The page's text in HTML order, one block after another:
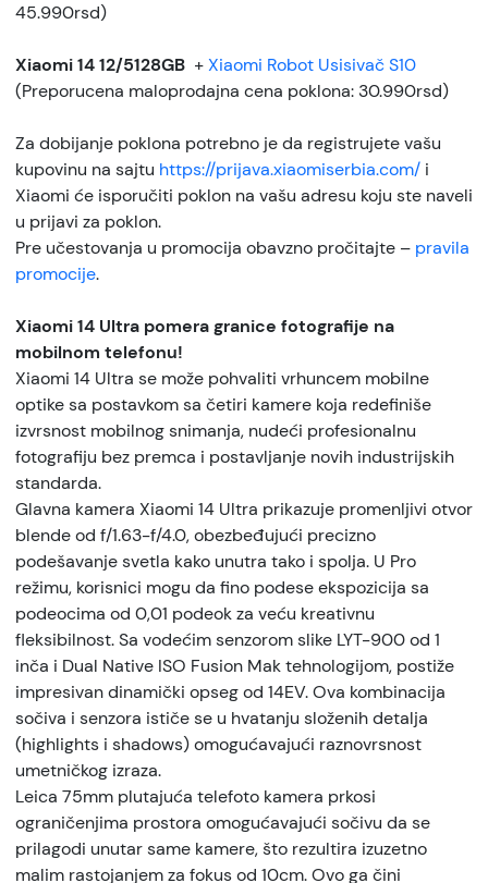
45.990rsd)
Xiaomi 14 12/5128GB +Xiaomi Robot Usisivač S10
(Preporucena maloprodajna cena poklona: 30.990rsd)
Za dobijanje poklona potrebno je da registrujete vašu
kupovinu na sajtu https://prijava.xiaomiserbia.com/ i
Xiaomi će isporučiti poklon na vašu adresu koju ste naveli
u prijavi za poklon.
Pre učestovanja u promocija obavzno pročitajte – pravila
promocije.
Xiaomi 14 Ultra pomera granice fotografije na
mobilnom telefonu!
Xiaomi 14 Ultra se može pohvaliti vrhuncem mobilne
optike sa postavkom sa četiri kamere koja redefiniše
izvrsnost mobilnog snimanja, nudeći profesionalnu
fotografiju bez premca i postavljanje novih industrijskih
standarda.
Glavna kamera Xiaomi 14 Ultra prikazuje promenljivi otvor
blende od f/1.63-f/4.0, obezbeđujući precizno
podešavanje svetla kako unutra tako i spolja. U Pro
režimu, korisnici mogu da fino podese ekspozicija sa
podeocima od 0,01 podeok za veću kreativnu
fleksibilnost. Sa vodećim senzorom slike LYT-900 od 1
inča i Dual Native ISO Fusion Mak tehnologijom, postiže
impresivan dinamički opseg od 14EV. Ova kombinacija
sočiva i senzora ističe se u hvatanju složenih detalja
(highlights i shadows) omogućavajući raznovrsnost
umetničkog izraza.
Leica 75mm plutajuća telefoto kamera prkosi
ograničenjima prostora omogućavajući sočivu da se
prilagodi unutar same kamere, što rezultira izuzetno
malim rastojanjem za fokus od 10cm. Ovo ga čini